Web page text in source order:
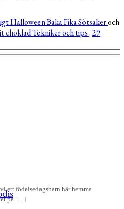
HalloweenBakaFikaSötsakeroch
chokladTekniker och tips.29
ett födelsedagsbarn här hemma
på […]